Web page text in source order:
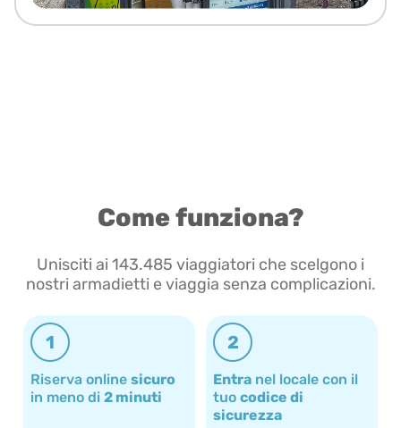
Come funziona?
Unisciti ai 143.485 viaggiatori che scelgono i
nostri armadietti e viaggia senza complicazioni.
1
Riserva online sicuro
in meno di 2 minuti
2
Entra nel locale con il
tuo codice di
sicurezza